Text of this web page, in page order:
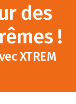
des
!
XTREM